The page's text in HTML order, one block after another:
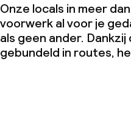
Onze locals in meer
voorwerk al voor je
als geen ander.
gebundeld in routes,